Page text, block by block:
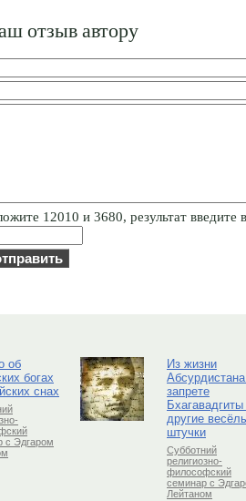
отзыв автору
12010 и 3680, результат введите
об
богах
снах
с Эдгаром
Из жизни
запрете
Бхагавадгиты
другие
штучки
Субботний
религиозно-
философский
семинар с
Лейтаном